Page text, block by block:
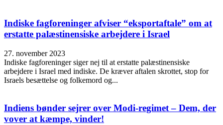
Indiske fagforeninger afviser “eksportaftale” om at
erstatte palæstinensiske arbejdere i Israel
27. november 2023
Indiske fagforeninger siger nej til at erstatte palæstinensiske
arbejdere i Israel med indiske. De kræver aftalen skrottet, stop for
Israels besættelse og folkemord og...
Indiens bønder sejrer over Modi-regimet – Dem, der
vover at kæmpe, vinder!